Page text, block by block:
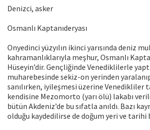
Denizci, asker
Osmanlı Kaptanıderyası
Onyedinci yüzyılın ikinci yarısında deniz
kahramanlıklarıyla meşhur, Osmanlı
Hüseyin’dir. Gençliğinde Venediklilerle
muharebesinde sekiz-on yerinden
sanılırken, iyileşmesi üzerine Venedikliler
kendisine Mezomorto (yarı ölü) lakabı
bütün Akdeniz’de bu sıfatla anıldı. Bazı
olduğu kaydedilirse de doğum yeri ve